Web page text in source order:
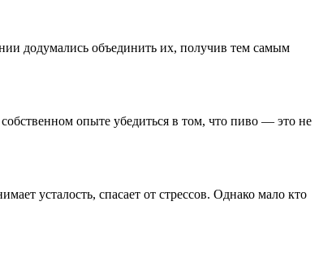
додумались объединить их, получив тем самым
опыте убедиться в том, что пиво — это не
усталость, спасает от стрессов. Однако мало кто